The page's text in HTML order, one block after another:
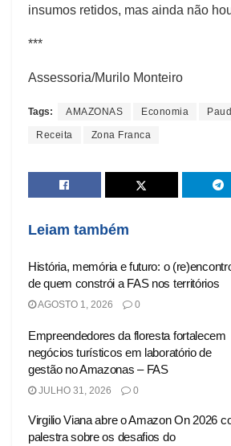
insumos retidos, mas ainda não
***
Assessoria/Murilo Monteiro
Tags: AMAZONAS Economia
Receita Zona Franca
Leiam também
História, memória e futuro: o
de quem constrói a FAS nos territórios
AGOSTO 1, 2026 0
Empreendedores da floresta fortalecem
negócios turísticos em laboratório de
gestão no Amazonas – FAS
JULHO 31, 2026 0
Virgilio Viana abre o Amazon On 2026
palestra sobre os desafios do